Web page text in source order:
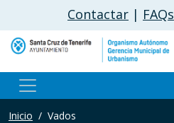
Pasar al contenido principal
Contactar | FAQs
Inicio Vados